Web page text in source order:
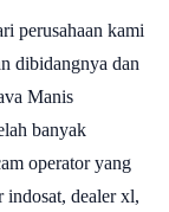
perusahaan kami
dibidangnya dan
Manis
banyak
operator yang
indosat, dealer xl,